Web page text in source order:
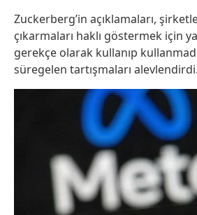
Zuckerberg’in açıklamaları,
çıkarmaları haklı göstermek için
gerekçe olarak kullanıp
süregelen tartışmaları alevlendirdi.